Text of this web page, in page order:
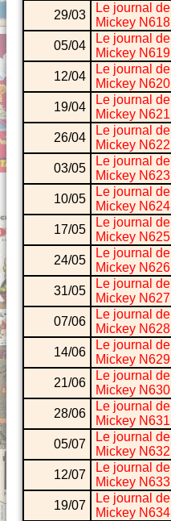
29/03
Le journal de
Mickey N618
05/04
Le journal de
Mickey N619
12/04
Le journal de
Mickey N620
19/04
Le journal de
Mickey N621
26/04
Le journal de
Mickey N622
03/05
Le journal de
Mickey N623
10/05
Le journal de
Mickey N624
17/05
Le journal de
Mickey N625
24/05
Le journal de
Mickey N626
31/05
Le journal de
Mickey N627
07/06
Le journal de
Mickey N628
14/06
Le journal de
Mickey N629
21/06
Le journal de
Mickey N630
28/06
Le journal de
Mickey N631
05/07
Le journal de
Mickey N632
12/07
Le journal de
Mickey N633
19/07
Le journal de
Mickey N634